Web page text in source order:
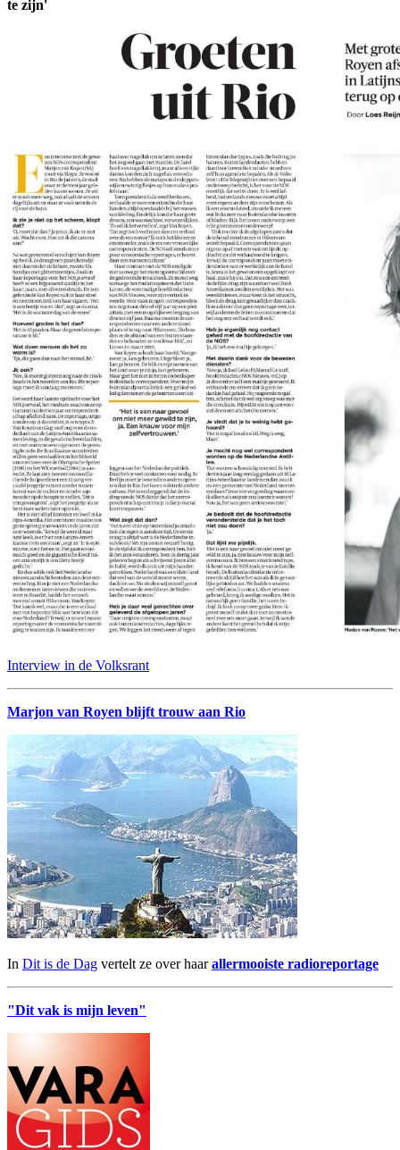
te zijn'
Interview in de Volksrant
Marjon van Royen blijft trouw aan Rio
In Dit is de Dag vertelt ze over haarallermooiste radioreportage
"Dit vak is mijn leven"